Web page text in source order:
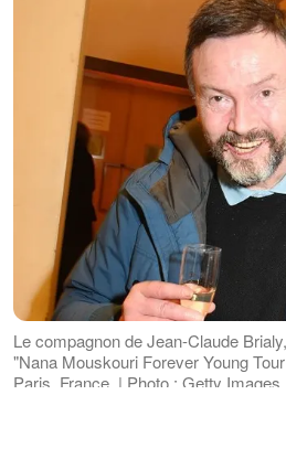
Le compagnon de Jean-Claude
"Nana Mouskouri Forever Young
Paris, France. | Photo : Getty Images